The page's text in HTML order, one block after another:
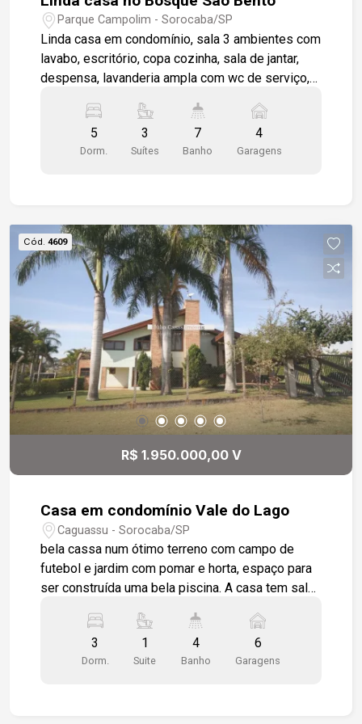
Parque Campolim - Sorocaba/SP
Linda casa em condomínio, sala 3 ambientes com
lavabo, escritório, copa cozinha, sala de jantar,
despensa, lavanderia ampla com wc de serviço,
cascata e wc, área gourmet com churrasqueira,
salão e pia de apoio, 5 dormitórios sendo 3
suítes, sala de tv, ., casa toda com varanda ,
5
Dorm.
3
Suítes
7
Banho
4
Garagens
Cód. 4609
R$ 1.950.000,00 V
Casa em condomínio Vale do Lago
Caguassu - Sorocaba/SP
bela cassa num ótimo terreno com campo de
futebol e jardim com pomar e horta, espaço para
ser construída uma bela piscina. A casa tem sala
cerâmico e sala intima no mezanino com piso em
madeira e ar condicionado. Lavabo, cozinha
americana com pia em mármore e armários,
3
Dorm.
1
Suite
4
Banho
6
Garagens